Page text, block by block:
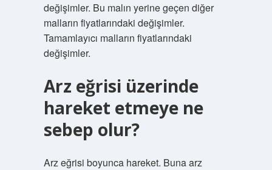
değişimler. Bu malın yerine geçen diğer
malların fiyatlarındaki değişimler.
Tamamlayıcı malların fiyatlarındaki
değişimler.
Arz eğrisi üzerinde
hareket etmeye ne
sebep olur?
Arz eğrisi boyunca hareket. Buna arz